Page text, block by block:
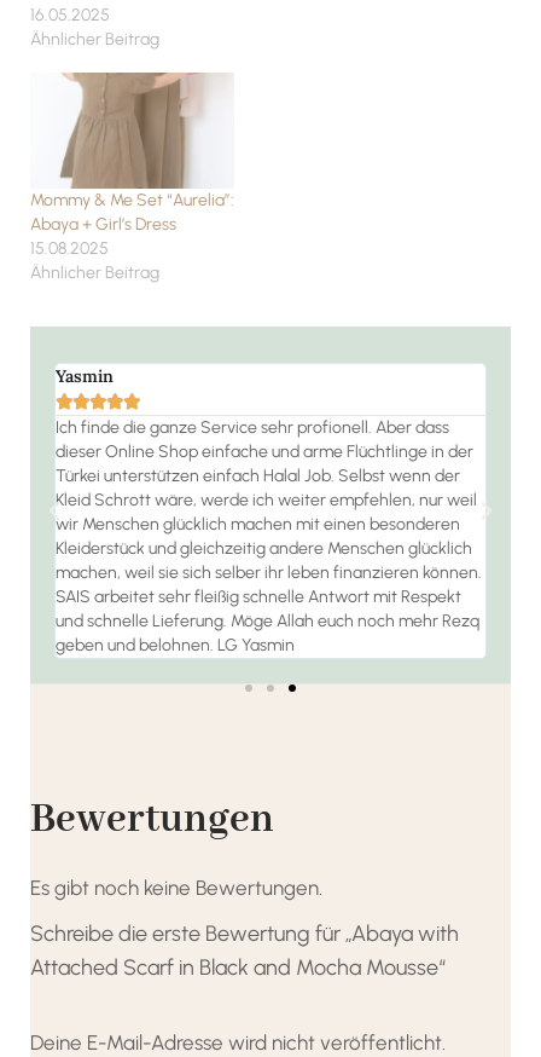
16.05.2025
Ähnlicher Beitrag
Mommy & Me Set “Aurelia”:
Abaya + Girl’s Dress
15.08.2025
Ähnlicher Beitrag
Yasmin

Ich finde die ganze Service sehr profionell. Aber dass
dieser Online Shop einfache und arme Flüchtlinge in der
Türkei unterstützen einfach Halal Job. Selbst wenn der
Kleid Schrott wäre, werde ich weiter empfehlen, nur weil
wir Menschen glücklich machen mit einen besonderen
Kleiderstück und gleichzeitig andere Menschen glücklich
machen, weil sie sich selber ihr leben finanzieren können.
SAIS arbeitet sehr fleißig schnelle Antwort mit Respekt
und schnelle Lieferung. Möge Allah euch noch mehr Rezq
geben und belohnen. LG Yasmin
Bewertungen
Es gibt noch keine Bewertungen.
Schreibe die erste Bewertung für „Abaya with
Attached Scarf in Black and Mocha Mousse“
Deine E-Mail-Adresse wird nicht veröffentlicht.